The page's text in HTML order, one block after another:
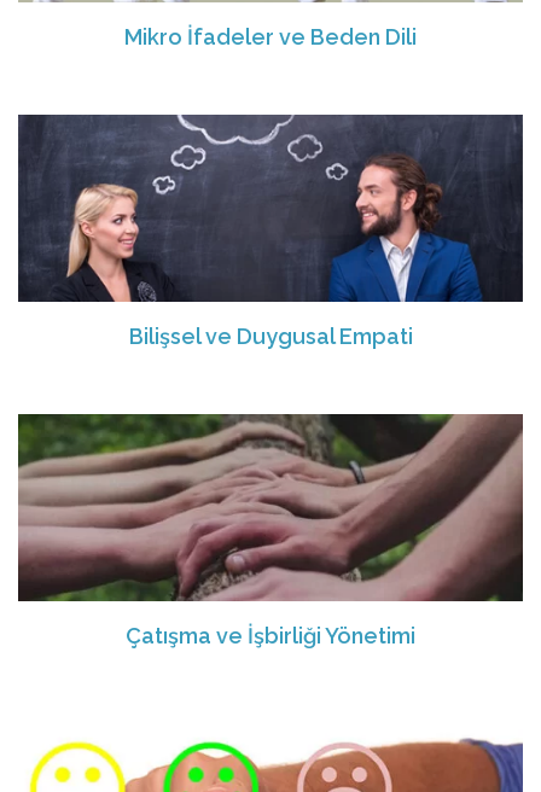
Mikro İfadeler ve Beden Dili
Bilişsel ve Duygusal Empati
Çatışma ve İşbirliği Yönetimi